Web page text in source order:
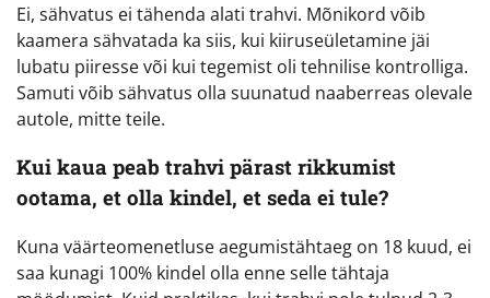
Ei, sähvatus ei tähenda alati trahvi. Mõnikord võib
kaamera sähvatada ka siis, kui kiiruseületamine jäi
lubatu piiresse või kui tegemist oli tehnilise kontrolliga.
Samuti võib sähvatus olla suunatud naaberreas olevale
autole, mitte teile.
Kui kaua peab trahvi pärast rikkumist
ootama, et olla kindel, et seda ei tule?
Kuna väärteomenetluse aegumistähtaeg on 18 kuud, ei
saa kunagi 100% kindel olla enne selle tähtaja